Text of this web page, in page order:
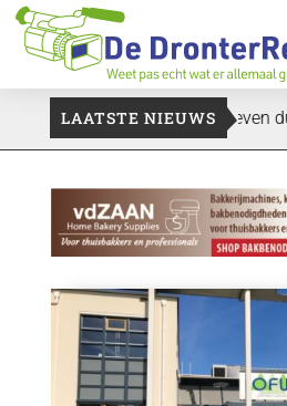
LAATSTE NIEUWS
‘Dat zal ook nog wel even duren’